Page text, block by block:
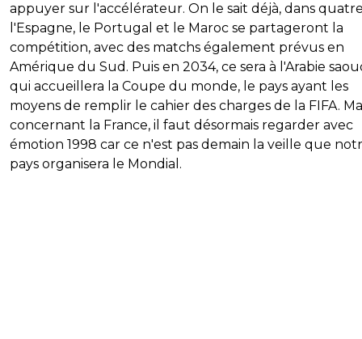
appuyer sur l'accélérateur. On le sait déjà, dans
l'Espagne, le Portugal et le Maroc se partageront la
compétition, avec des matchs également prévus en
Amérique du Sud. Puis en 2034, ce sera à l'Arabie
qui accueillera la Coupe du monde, le pays ayant les
moyens de remplir le cahier des charges de la FIFA.
concernant la France, il faut désormais regarder avec
émotion 1998 car ce n'est pas demain la veille que
pays organisera le Mondial.